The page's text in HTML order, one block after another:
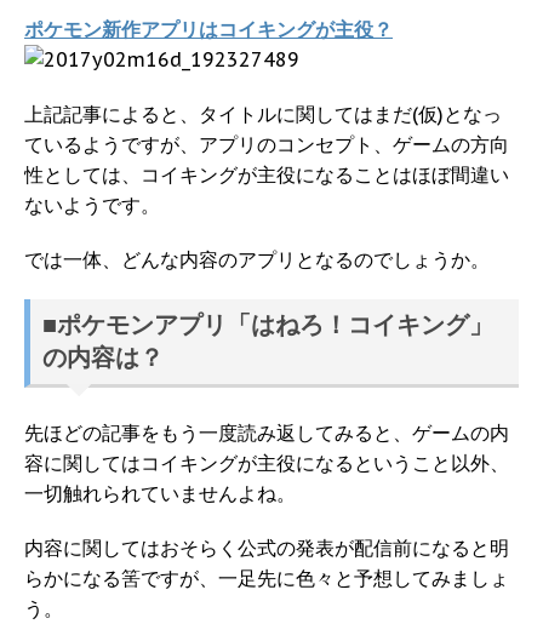
ポケモン新作アプリはコイキングが主役？
上記記事によると、タイトルに関してはまだ(仮)となっ
ているようですが、アプリのコンセプト、ゲームの方向
性としては、コイキングが主役になることはほぼ間違い
ないようです。
では一体、どんな内容のアプリとなるのでしょうか。
■ポケモンアプリ「はねろ！コイキング」
の内容は？
先ほどの記事をもう一度読み返してみると、ゲームの内
容に関してはコイキングが主役になるということ以外、
一切触れられていませんよね。
内容に関してはおそらく公式の発表が配信前になると明
らかになる筈ですが、一足先に色々と予想してみましょ
う。